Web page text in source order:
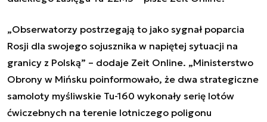
„Obserwatorzy postrzegają to jako sygnał poparcia
Rosji dla swojego sojusznika w napiętej sytuacji na
granicy z Polską” – dodaje Zeit Online. „Ministerstwo
Obrony w Mińsku poinformowało, że dwa strategiczne
samoloty myśliwskie Tu-160 wykonały serię lotów
ćwiczebnych na terenie lotniczego poligonu